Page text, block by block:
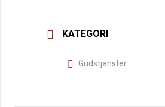
KATEGORI
Gudstjänster